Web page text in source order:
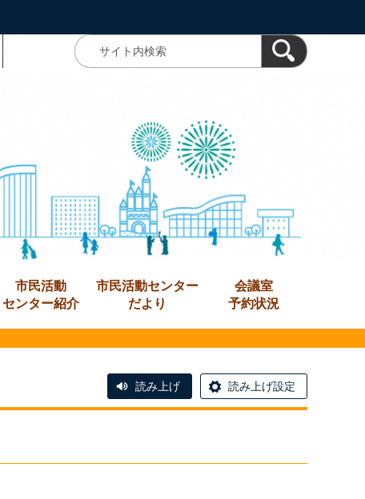
市民活動
センター紹介
市民活動センター
だより
会議室
予約状況
読み上げ 読み上げ設定